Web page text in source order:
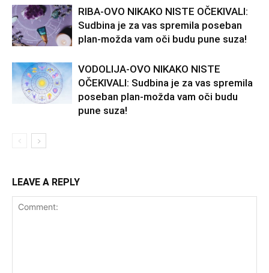
RIBA-OVO NIKAKO NISTE OČEKIVALI:
Sudbina je za vas spremila poseban
plan-možda vam oči budu pune suza!
VODOLIJA-OVO NIKAKO NISTE
OČEKIVALI: Sudbina je za vas spremila
poseban plan-možda vam oči budu
pune suza!
LEAVE A REPLY